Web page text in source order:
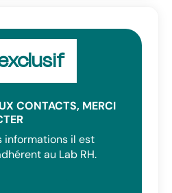
CONTACTS, MERCI
informations il est
au Lab RH.